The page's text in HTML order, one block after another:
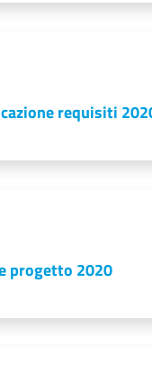
requisiti
progetto 2020